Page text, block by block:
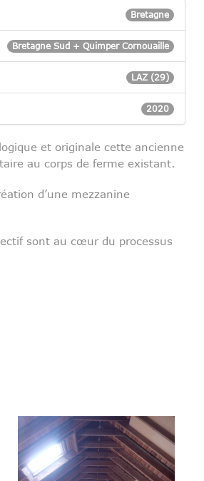
Bretagne
Bretagne Sud + Quimper Cornouaille
LAZ (29)
2020
et originale cette ancienne
au corps de ferme existant.
d’une mezzanine
sont au cœur du processus